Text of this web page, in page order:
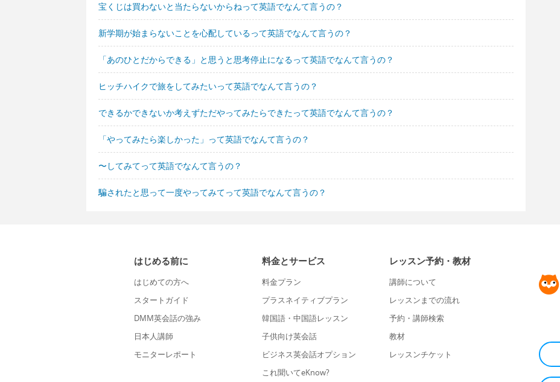
宝くじは買わないと当たらないからねって英語でなんて言うの？
新学期が始まらないことを心配しているって英語でなんて言うの？
「あのひとだからできる」と思うと思考停止になるって英語でなんて言うの？
ヒッチハイクで旅をしてみたいって英語でなんて言うの？
できるかできないか考えずただやってみたらできたって英語でなんて言うの？
「やってみたら楽しかった」って英語でなんて言うの？
〜してみてって英語でなんて言うの？
騙されたと思って一度やってみてって英語でなんて言うの？
はじめる前に
はじめての方へ
スタートガイド
DMM英会話の強み
日本人講師
モニターレポート
料金とサービス
料金プラン
プラスネイティブプラン
韓国語・中国語レッスン
子供向け英会話
ビジネス英会話オプション
これ聞いてeKnow?
レッスン予約・教材
講師について
レッスンまでの流れ
予約・講師検索
教材
レッスンチケット